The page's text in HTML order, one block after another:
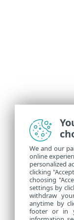
We and our
online
personalized
clicking
choosing
settings by
withdraw
anytime by
footer or in